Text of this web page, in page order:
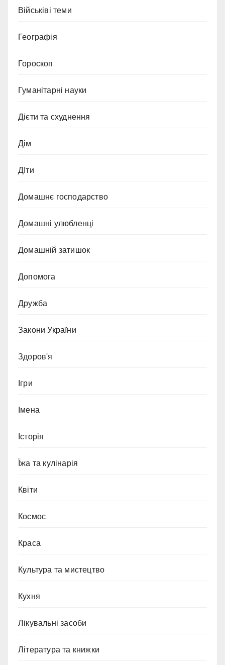
Військіві теми
Географія
Гороскоп
Гуманітарні науки
Дієти та схуднення
Дім
ДІти
Домашнє господарство
Домашні улюбленці
Домашній затишок
Допомога
Дружба
Закони України
Здоров'я
Ігри
Імена
Історія
Їжа та кулінарія
Квіти
Космос
Краса
Культура та мистецтво
Кухня
Лікувальні засоби
Література та книжки